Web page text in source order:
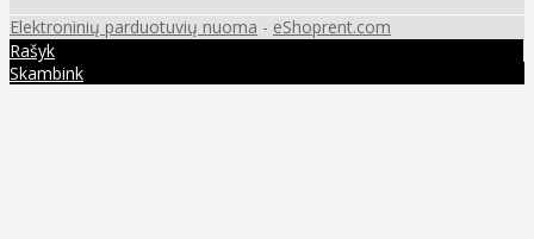
Elektroninių parduotuvių nuoma - eShoprent.com
Rašyk
Skambink